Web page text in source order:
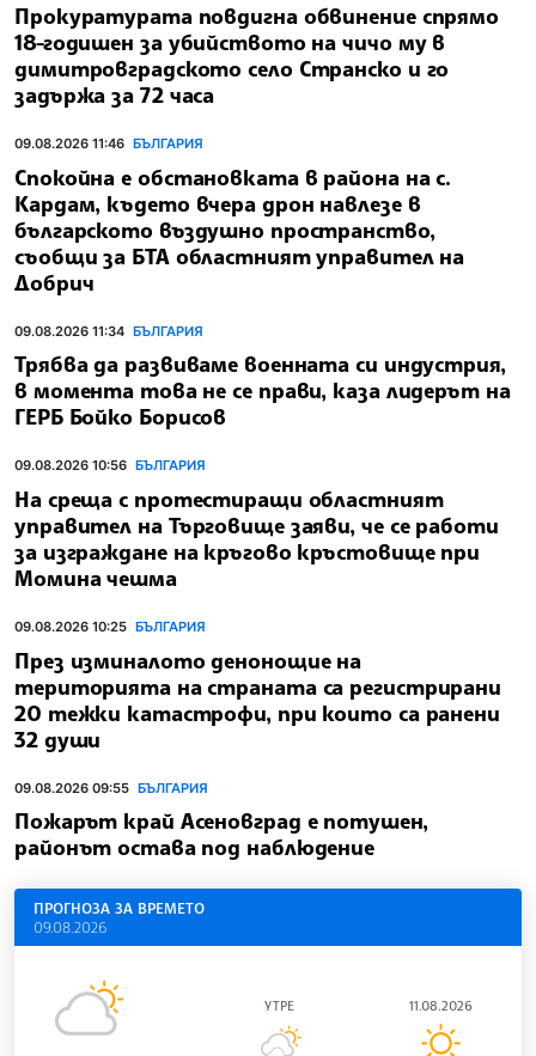
Прокуратурата повдигна обвинение спрямо
18-годишен за убийството на чичо му в
димитровградското село Странско и го
задържа за 72 часа
09.08.2026 11:46 БЪЛГАРИЯ
Спокойна е обстановката в района на с.
Кардам, където вчера дрон навлезе в
българското въздушно пространство,
съобщи за БТА областният управител на
Добрич
09.08.2026 11:34 БЪЛГАРИЯ
Трябва да развиваме военната си индустрия,
в момента това не се прави, каза лидерът на
ГЕРБ Бойко Борисов
09.08.2026 10:56 БЪЛГАРИЯ
На среща с протестиращи областният
управител на Търговище заяви, че се работи
за изграждане на кръгово кръстовище при
Момина чешма
09.08.2026 10:25 БЪЛГАРИЯ
През изминалото денонощие на
територията на страната са регистрирани
20 тежки катастрофи, при които са ранени
32 души
09.08.2026 09:55 БЪЛГАРИЯ
Пожарът край Асеновград е потушен,
районът остава под наблюдение
ПРОГНОЗА ЗА ВРЕМЕТО
09.08.2026
УТРЕ 11.08.2026